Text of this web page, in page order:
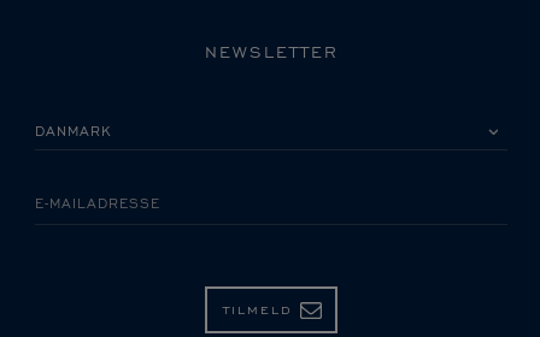
NEWSLETTER
E-MAILADRESSE
TILMELD